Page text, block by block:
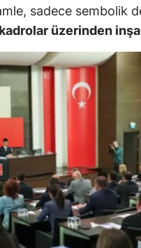
Ordu
Rize
Sakarya
Samsun
Sinop
Sivas
Tekirdağ
Tokat
sadece sembolik
üzerinden